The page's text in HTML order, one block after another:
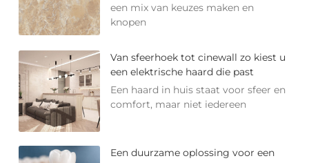
een mix van keuzes maken en
knopen
Van sfeerhoek tot cinewall zo kiest u
een elektrische haard die past
Een haard in huis staat voor sfeer en
comfort, maar niet iedereen
Een duurzame oplossing voor een